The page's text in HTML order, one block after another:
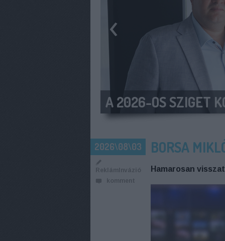
AUGUSZTUS
‹
2026\08\03
ReklámInvázió
komment
BORSA
Hamarosan